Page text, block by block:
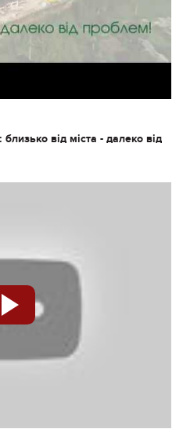
від міста - далеко від